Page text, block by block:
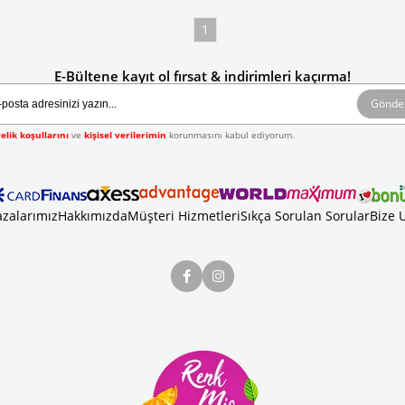
1
E-Bültene kayıt ol fırsat & indirimleri kaçırma!
koşullarını ve kişisel verilerimin korunmasını kabul ediyorum.
HakkımızdaMüşteri HizmetleriSıkça Sorulan SorularBize